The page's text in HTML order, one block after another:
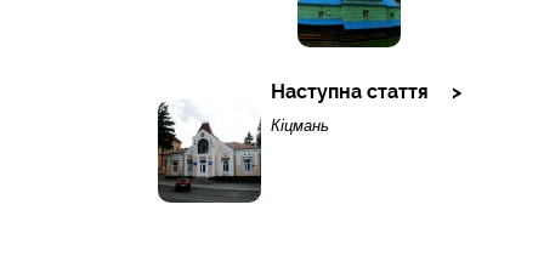
Наступна стаття
Кіцмань